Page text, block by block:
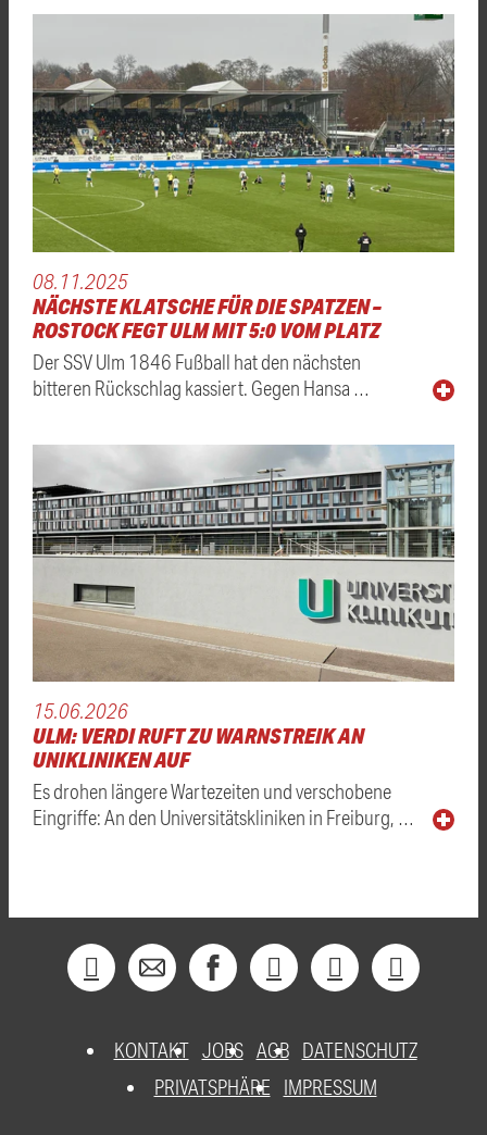
08.11.2025
NÄCHSTE KLATSCHE FÜR DIE SPATZEN –
ROSTOCK FEGT ULM MIT 5:0 VOM PLATZ
Der SSV Ulm 1846 Fußball hat den nächsten
bitteren Rückschlag kassiert. Gegen Hansa …
15.06.2026
ULM: VERDI RUFT ZU WARNSTREIK AN
UNIKLINIKEN AUF
Es drohen längere Wartezeiten und verschobene
Eingriffe: An den Universitätskliniken in Freiburg, …
KONTAKT JOBS AGB DATENSCHUTZ
PRIVATSPHÄRE
IMPRESSUM